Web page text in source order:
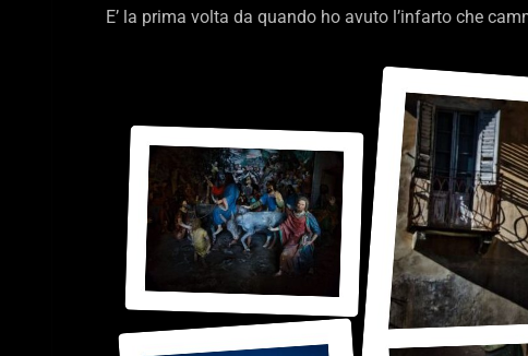
E’ la prima volta da quando ho avuto l’infarto che